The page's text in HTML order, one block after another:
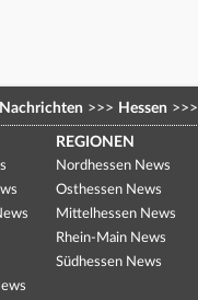
Nachrichten >>> Hessen >>>
REGIONEN
Nordhessen News
Osthessen News
Mittelhessen News
Rhein-Main News
Südhessen News